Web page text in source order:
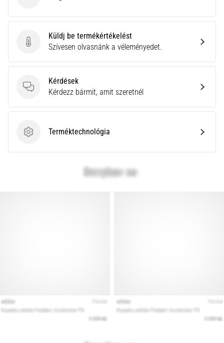
Küldj be termékértékelést
Küldj be termékértékelést
Szívesen olvasnánk a véleményedet.
Kérdések
Kérdések
Kérdezz bármit, amit szeretnél
Terméktechnológia
Terméktechnológia